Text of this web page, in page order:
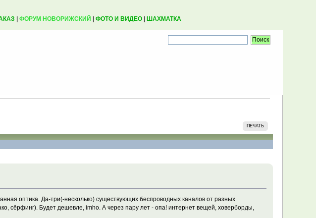
ФОРУМ НОВОРИЖСКИЙ ФОТО И ВИДЕО| ШАХМАТКА
ПЕЧАТЬ
оптика. Да-три(-несколько) существующих беспроводных каналов от разных
сёрфинг). Будет дешевле, imho. А через пару лет - опа! интернет вещей, ховерборды,